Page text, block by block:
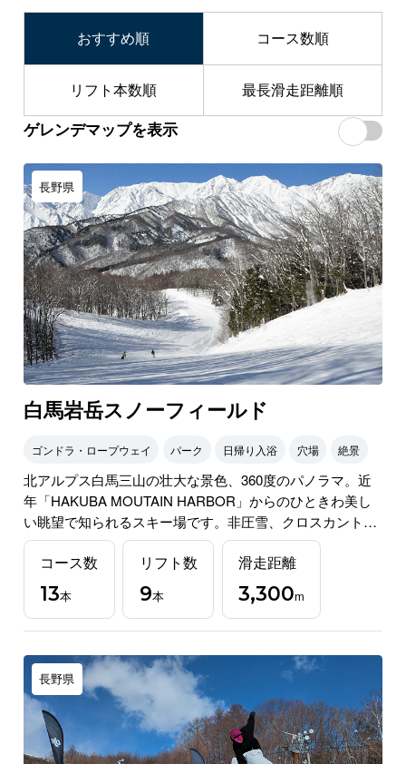
おすすめ順 コース数順
リフト本数順 最長滑走距離順
ゲレンデマップを表示
長野県
白馬岩岳スノーフィールド
ゴンドラ・ロープウェイ パーク 日帰り入浴 穴場 絶景
北アルプス白馬三山の壮大な景色、360度のパノラマ。近
年「HAKUBA MOUTAIN HARBOR」からのひときわ美し
い眺望で知られるスキー場です。非圧雪、クロスカントリ
ー、フリースタイルで遊べるパークなど多彩なスノーアク
ティビティを堪能できます。
コース数
13本
リフト数
9本
滑走距離
3,300m
長野県